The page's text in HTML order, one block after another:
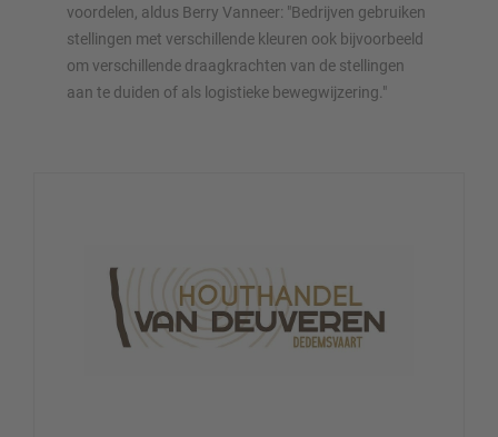
voordelen, aldus Berry Vanneer: "Bedrijven gebruiken
stellingen met verschillende kleuren ook bijvoorbeeld
om verschillende draagkrachten van de stellingen
aan te duiden of als logistieke bewegwijzering."